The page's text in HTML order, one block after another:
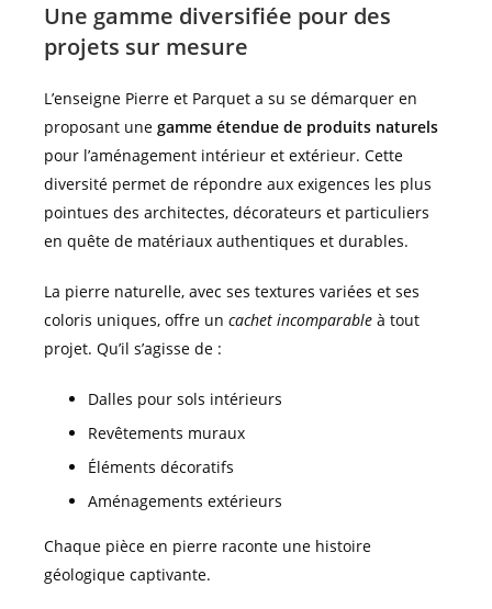
Une gamme diversifiée pour des
projets sur mesure
L’enseigne Pierre et Parquet a su se démarquer en
proposant une gamme étendue de produits naturels
pour l’aménagement intérieur et extérieur. Cette
diversité permet de répondre aux exigences les plus
pointues des architectes, décorateurs et particuliers
en quête de matériaux authentiques et durables.
La pierre naturelle, avec ses textures variées et ses
coloris uniques, offre un cachet incomparable à tout
projet. Qu’il s’agisse de :
Dalles pour sols intérieurs
Revêtements muraux
Éléments décoratifs
Aménagements extérieurs
Chaque pièce en pierre raconte une histoire
géologique captivante.